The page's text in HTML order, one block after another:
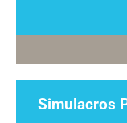
Simulacros